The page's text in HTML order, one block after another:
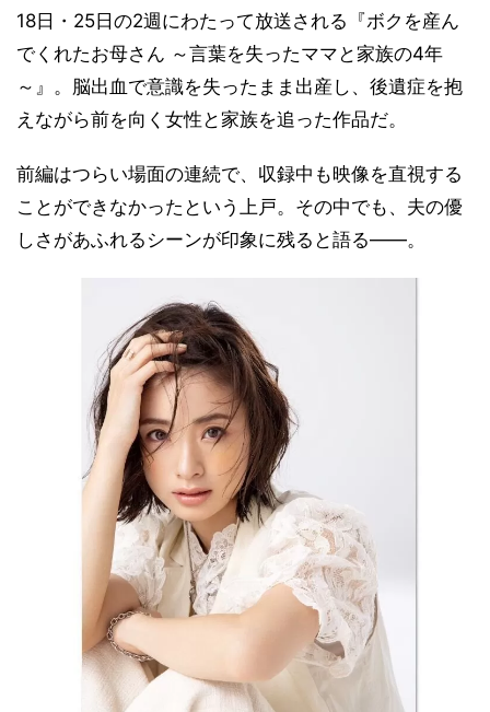
18日・25日の2週にわたって放送される『ボクを産ん
でくれたお母さん ～言葉を失ったママと家族の4年
～』。脳出血で意識を失ったまま出産し、後遺症を抱
えながら前を向く女性と家族を追った作品だ。
前編はつらい場面の連続で、収録中も映像を直視する
ことができなかったという上戸。その中でも、夫の優
しさがあふれるシーンが印象に残ると語る――。